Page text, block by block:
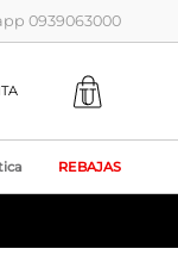
0939063000
REBAJAS